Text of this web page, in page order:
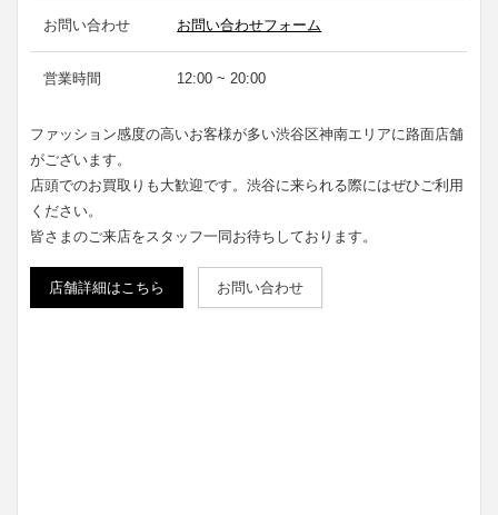
お問い合わせ お問い合わせフォーム
営業時間 12:00 ~ 20:00
ファッション感度の高いお客様が多い渋谷区神南エリアに路面店舗
がございます。
店頭でのお買取りも大歓迎です。渋谷に来られる際にはぜひご利用
ください。
皆さまのご来店をスタッフ一同お待ちしております。
店舗詳細はこちら お問い合わせ